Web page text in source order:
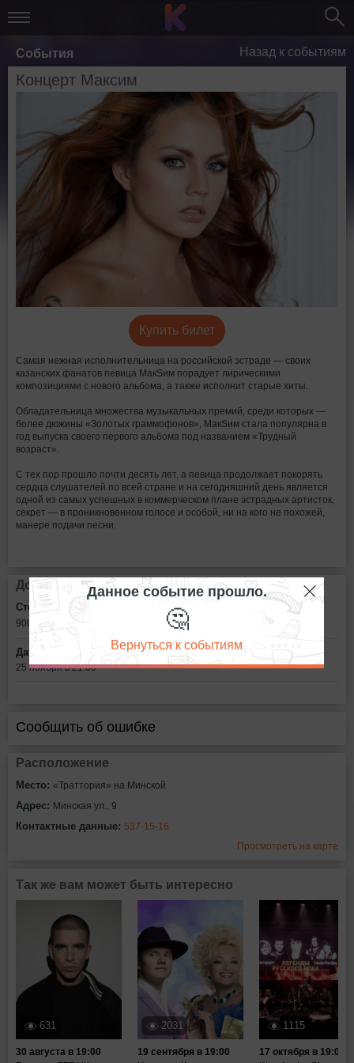
События Назад к событиям
Концерт Максим
Купить билет
Самая нежная исполнительница на российской эстраде — своих
казанских фанатов певица МакSим порадует лирическими
композициями с нового альбома, а также исполнит старые хиты.
Обладательница множества музыкальных премий, среди которых —
более дюжины «Золотых граммофонов», МакSим стала популярна в
год выпуска своего первого альбома под названием «Трудный
возраст».
С тех пор прошло почти десять лет, а певица продолжает покорять
сердца слушателей по всей стране и на сегодняшний день является
одной из самых успешных в коммерческом плане эстрадных артисток,
секрет — в проникновенном голосе и особой, ни на кого не похожей,
манере подачи песни.
Дополнительная информация
Стоимость билетов:
900 рублей
Дата:
25 ноября в 21:00
Сообщить об ошибке
Расположение
Место: «Траттория» на Минской
Адрес: Минская ул., 9
Контактные данные: 537-15-16
Просмотреть на карте
Так же вам может быть интересно
631
30 августа в 19:00
2031
19 сентября в 19:00
1115
17 октября в 19:00
Данное событие прошло.
🤔
Вернуться к событиям